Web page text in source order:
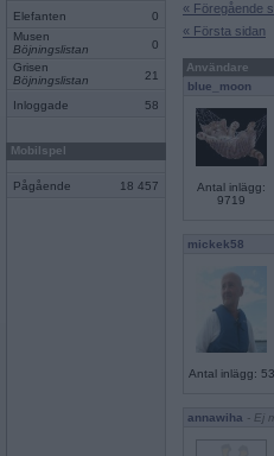
Elefanten
0
Musen
Böjningslistan
0
Grisen
Böjningslistan
21
Inloggade 58
Mobilspel
Pågående 18 457
« Föregående
« Första sidan
Användare
blue_moon
Antal inlägg:
9719
mickek58
Antal inlägg: 53
annawiha - Ej